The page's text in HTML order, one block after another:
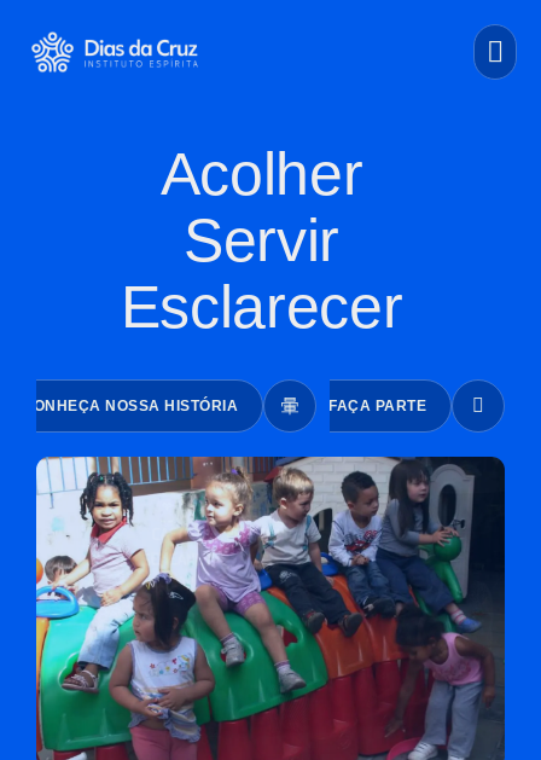
Acolher
Servir
Esclarecer
CONHEÇA NOSSA HISTÓRIA FAÇA PARTE